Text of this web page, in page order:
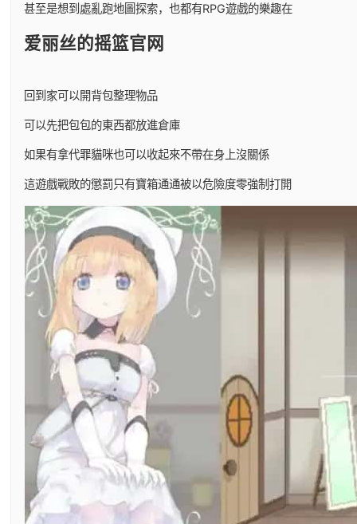
甚至是想到處亂跑地圖探索，也都有RPG遊戲的樂趣在
爱丽丝的摇篮官网
回到家可以開背包整理物品
可以先把包包的東西都放進倉庫
如果有拿代罪貓咪也可以收起來不帶在身上沒關係
這遊戲戰敗的懲罰只有寶箱通通被以危險度零強制打開